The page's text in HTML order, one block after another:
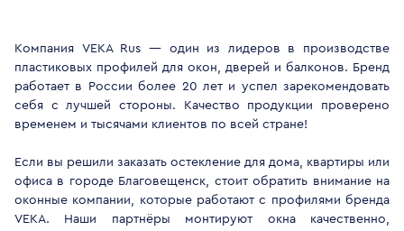
Компания VEKA Rus — один из лидеров в производстве
пластиковых профилей для окон, дверей и балконов. Бренд
работает в России более 20 лет и успел зарекомендовать
себя с лучшей стороны. Качество продукции проверено
временем и тысячами клиентов по всей стране!
Если вы решили заказать остекление для дома, квартиры или
офиса в городе Благовещенск, стоит обратить внимание на
оконные компании, которые работают с профилями бренда
VEKA. Наши партнёры монтируют окна качественно,